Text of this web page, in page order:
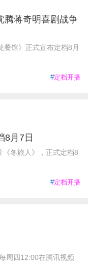
腾蒋奇明喜剧战争
餐馆》正式宣布定档8月
#定档开播
8月7日
冬旅人》，正式定档8
#定档开播
周四12:00在腾讯视频